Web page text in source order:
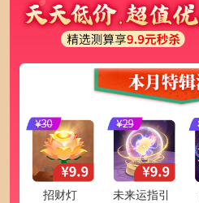
招财灯 未来运指引